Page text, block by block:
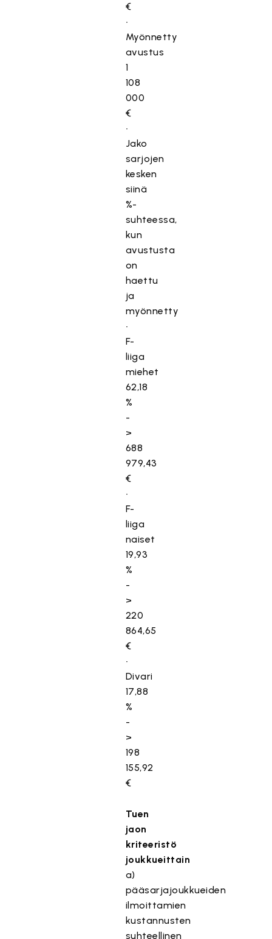
€
•
Myönnetty
avustus
1
108
000
€
•
Jako
sarjojen
kesken
siinä
%-
suhteessa,
kun
avustusta
on
haettu
ja
myönnetty
•
F-
liiga
miehet
62,18
%
-
>
688
979,43
€
•
F-
liiga
naiset
19,93
%
-
>
220
864,65
€
•
Divari
17,88
%
-
>
198
155,92
€
Tuen
jaon
kriteeristö
joukkueittain
a)
pääsarjajoukkueiden
ilmoittamien
kustannusten
suhteellinen